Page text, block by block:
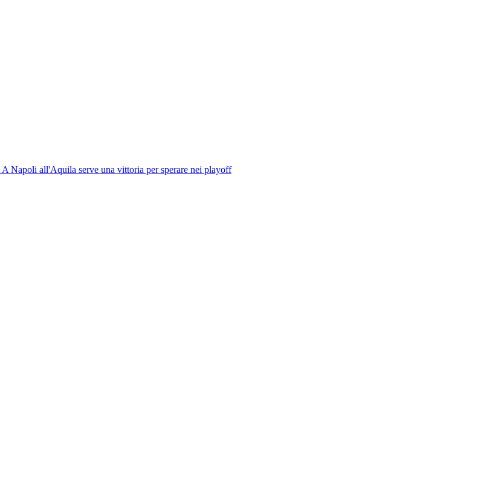
A Napoli all'Aquila serve una vittoria per sperare nei playoff